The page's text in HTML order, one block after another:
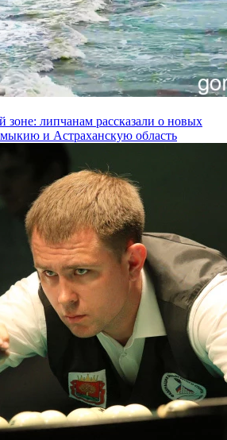
липчанам рассказали о новых
и Астраханскую область